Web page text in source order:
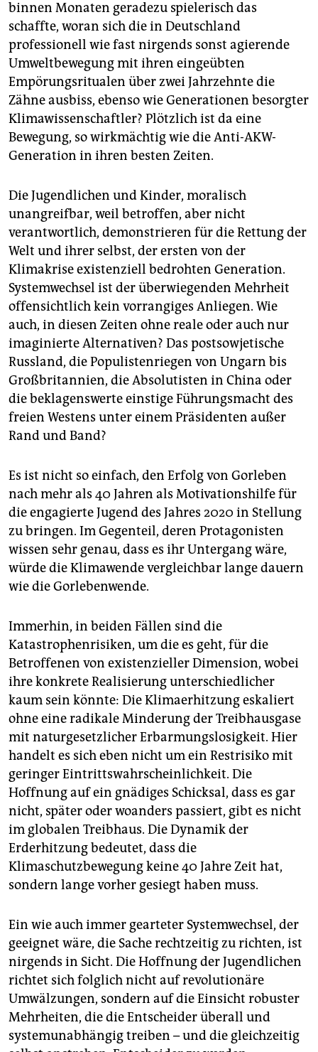
binnen Monaten geradezu spielerisch das
schaffte, woran sich die in Deutschland
professionell wie fast nirgends sonst agierende
Umweltbewegung mit ihren eingeübten
Empörungsritualen über zwei Jahrzehnte die
Zähne ausbiss, ebenso wie Generationen besorgter
Klimawissenschaftler? Plötzlich ist da eine
Bewegung, so wirkmächtig wie die Anti-AKW-
Generation in ihren besten Zeiten.
Die Jugendlichen und Kinder, moralisch
unangreifbar, weil betroffen, aber nicht
verantwortlich, demonstrieren für die Rettung der
Welt und ihrer selbst, der ersten von der
Klimakrise existenziell bedrohten Generation.
Systemwechsel ist der überwiegenden Mehrheit
offensichtlich kein vorrangiges Anliegen. Wie
auch, in diesen Zeiten ohne reale oder auch nur
imaginierte Alternativen? Das postsowjetische
Russland, die Populistenriegen von Ungarn bis
Großbritannien, die Absolutisten in China oder
die beklagenswerte einstige Führungsmacht des
freien Westens unter einem Präsidenten außer
Rand und Band?
Es ist nicht so einfach, den Erfolg von Gorleben
nach mehr als 40 Jahren als Motivationshilfe für
die engagierte Jugend des Jahres 2020 in Stellung
zu bringen. Im Gegenteil, deren Protagonisten
wissen sehr genau, dass es ihr Untergang wäre,
würde die Klimawende vergleichbar lange dauern
wie die Gorlebenwende.
Immerhin, in beiden Fällen sind die
Katastrophenrisiken, um die es geht, für die
Betroffenen von existenzieller Dimension, wobei
ihre konkrete Realisierung unterschiedlicher
kaum sein könnte: Die Klimaerhitzung eskaliert
ohne eine radikale Minderung der Treibhausgase
mit naturgesetzlicher Erbarmungslosigkeit. Hier
handelt es sich eben nicht um ein Restrisiko mit
geringer Eintrittswahrscheinlichkeit. Die
Hoffnung auf ein gnädiges Schicksal, dass es gar
nicht, später oder woanders passiert, gibt es nicht
im globalen Treibhaus. Die Dynamik der
Erderhitzung bedeutet, dass die
Klimaschutzbewegung keine 40 Jahre Zeit hat,
sondern lange vorher gesiegt haben muss.
Ein wie auch immer gearteter Systemwechsel, der
geeignet wäre, die Sache rechtzeitig zu richten, ist
nirgends in Sicht. Die Hoffnung der Jugendlichen
richtet sich folglich nicht auf revolutionäre
Umwälzungen, sondern auf die Einsicht robuster
Mehrheiten, die die Entscheider überall und
systemunabhängig treiben – und die gleichzeitig